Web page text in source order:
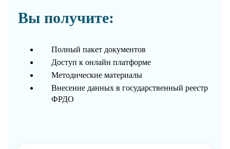
Вы получите:
Полный пакет документов
Доступ к онлайн платформе
Методические материалы
Внесение данных в государственный реестр
ФРДО